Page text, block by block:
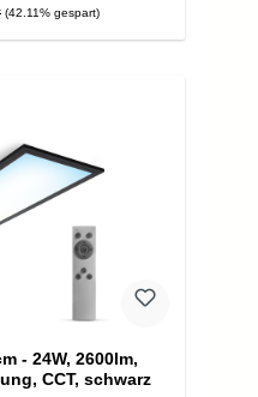
(42.11% gespart)
- 24W, 2600lm,
CCT, schwarz